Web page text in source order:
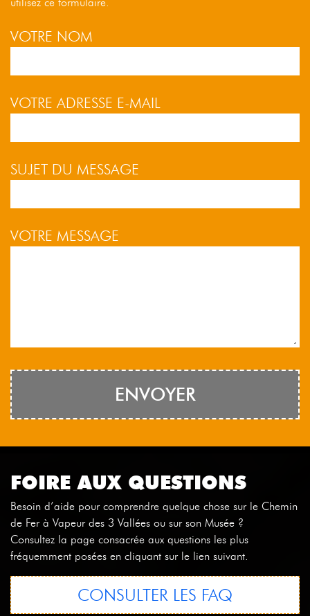
VOTRE NOM
VOTRE ADRESSE E-MAIL
SUJET DU MESSAGE
VOTRE MESSAGE
FOIRE AUX QUESTIONS
Besoin d’aide pour comprendre quelque chose sur le Chemin
de Fer à Vapeur des 3 Vallées ou sur son Musée ?
Consultez la page consacrée aux questions les plus
fréquemment posées en cliquant sur le lien suivant.
CONSULTER LES FAQ